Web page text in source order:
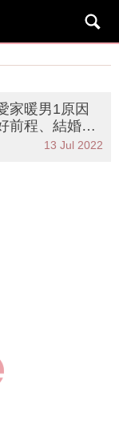
家暖男1原因
前程、結婚18
一
13 Jul 2022